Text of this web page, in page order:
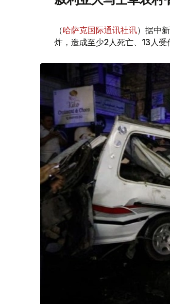
（哈萨克国际通讯社讯）据中
炸，造成至少2人死亡、13人受